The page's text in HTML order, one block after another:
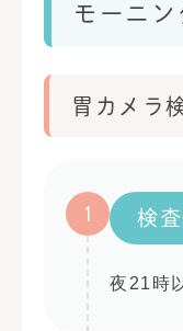
モーニ
胃カメラ
1 検査
夜21時